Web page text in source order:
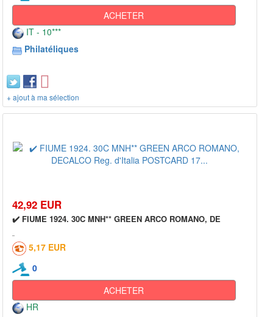
ACHETER
IT - 10***
Philatéliques
+ ajout à ma sélection
42,92 EUR
✔️ FIUME 1924. 30C MNH** GREEN ARCO ROMANO, DE
5,17 EUR
0
ACHETER
HR